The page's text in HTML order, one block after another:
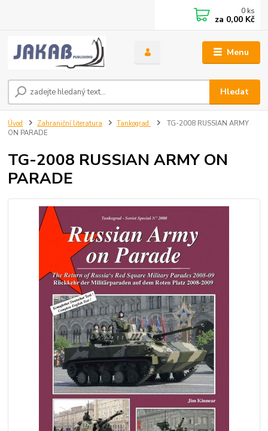
Menu
Hledat
0 ks
za 0,00 Kč
Úvod Zahraniční literatura Tankograd
TG-2008 RUSSIAN ARMY
ON PARADE
TG-2008 RUSSIAN ARMY ON
PARADE